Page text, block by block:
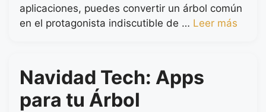
aplicaciones, puedes convertir un árbol común
en el protagonista indiscutible de … Leer más
Navidad Tech: Apps
para tu Árbol